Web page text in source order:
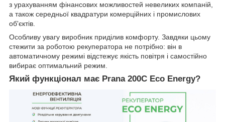
з урахуванням фінансових можливостей невеликих компаній,
а також середньої квадратури комерційних і промислових
об'єктів.
Особливу увагу виробник приділив комфорту. Завдяки цьому
стежити за роботою рекуператора не потрібно: він в
автоматичному режимі відстежує якість повітря і самостійно
вибирає оптимальний режим.
Який функціонал має Prana 200C Eco Energy?